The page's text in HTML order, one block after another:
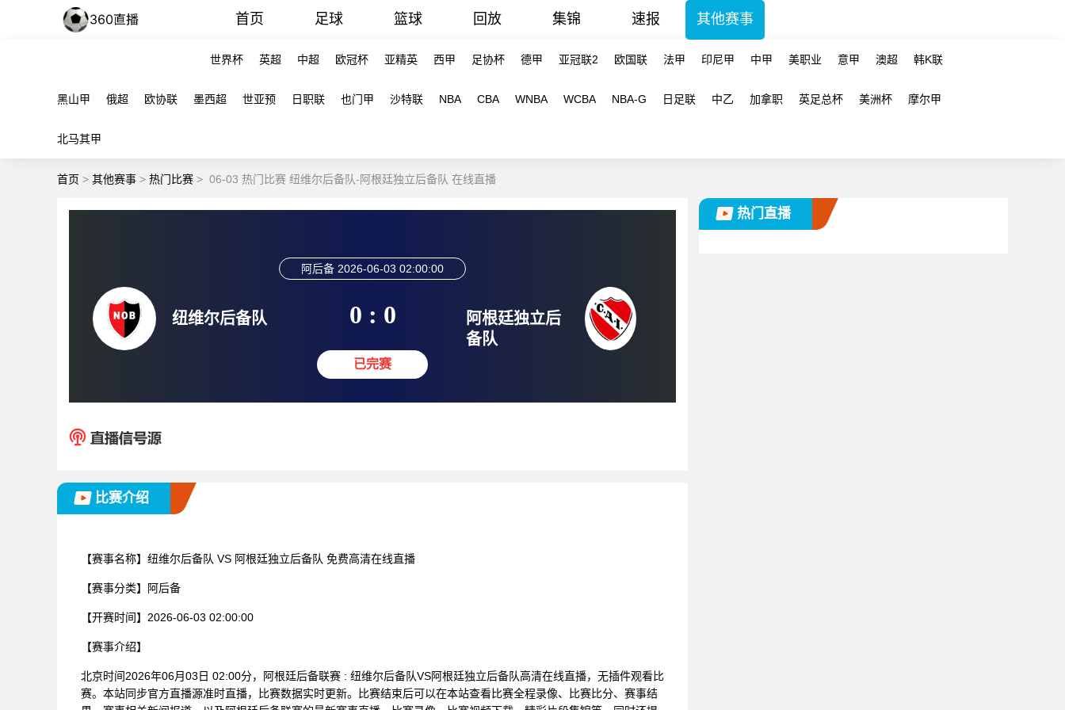
首页 足球 篮球 回放 集锦 速报 其他赛事
世界杯 英超 中超 欧冠杯 亚精英 西甲 足协杯 德甲 亚冠联2 欧国联 法甲 印尼甲 中甲 美职业 意甲 澳超 韩K联
黑山甲 俄超 欧协联 墨西超 世亚预 日职联 也门甲 沙特联 NBA CBA WNBA WCBA NBA-G 日足联 中乙 加拿职 英足总杯 美洲杯 摩尔甲
北马其甲
首页 > 其他赛事 > 热门比赛 > 06-03 热门比赛 纽维尔后备队-阿根廷独立后备队 在线直播
纽维尔后备队
阿后备 2026-06-03 02:00:00
0 : 0
已完赛
阿根廷独立后
备队
比赛介绍
【赛事名称】 纽维尔后备队 VS 阿根廷独立后备队 免费高清在线直播
【赛事分类】 阿后备
【开赛时间】 2026-06-03 02:00:00
【赛事介绍】
北京时间2026年06月03日 02:00分，阿根廷后备联赛 : 纽维尔后备队VS阿根廷独立后备队高清在线直播，无插件观看比
赛。本站同步官方直播源准时直播，比赛数据实时更新。比赛结束后可以在本站查看比赛全程录像、比赛比分、赛事结
热门直播